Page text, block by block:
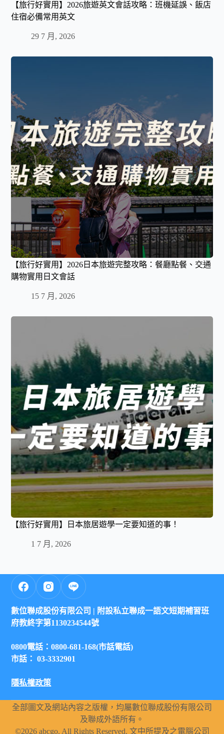
【旅行好實用】2026旅遊英文會話攻略：班機延誤、飯店
住宿必備常用英文
29 7 月, 2026
【旅行好實用】2026日本旅遊完整攻略：餐廳點餐、交通
購物實用日文會話
15 7 月, 2026
【旅行好實用】日本旅居遊學一定要知道的事！
1 7 月, 2026
數位聯成股份有限公司 | 附設私立聯成一語文短期補習班
府教終字第1130234544號
0800電話：0800-681-168(市話電話)
市話： 03-3332901
隱私權政策
全部圖文及網站內容之版權，均屬數位聯成股份有限公司
及聯成外語所有。
©2026 abcgo. All Rights Reserved. 文中所提及之電腦公司